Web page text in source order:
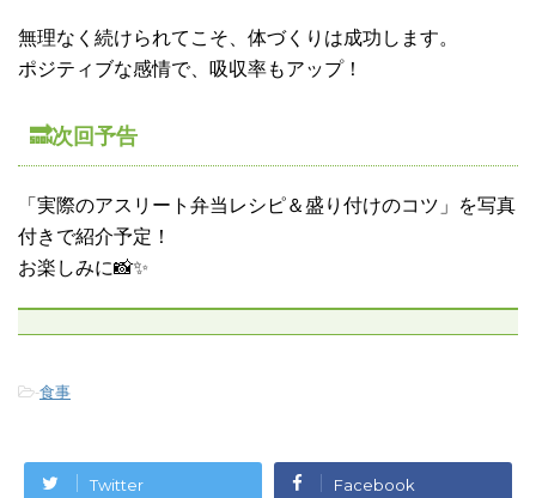
無理なく続けられてこそ、体づくりは成功します。
ポジティブな感情で、吸収率もアップ！
🔜次回予告
「実際のアスリート弁当レシピ＆盛り付けのコツ」を写真
付きで紹介予定！
お楽しみに📸✨
-食事
Twitter Facebook